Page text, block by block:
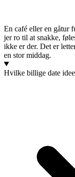
En café eller en gåtur
jer ro til at snakke,
ikke er der. Det er
en stor middag.
Hvilke billige date